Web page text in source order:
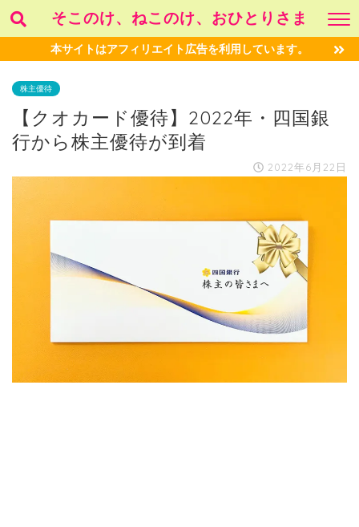
そこのけ、ねこのけ、おひとりさま
本サイトはアフィリエイト広告を利用しています。
株主優待
【クオカード優待】2022年・四国銀
行から株主優待が到着
2022年6月22日